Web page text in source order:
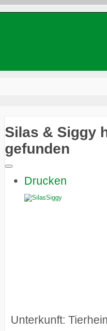
Zuhause gefunden
Silas & Siggy
gefunden
Drucken
Unterkunft: